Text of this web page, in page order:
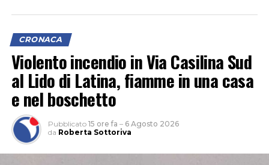
L’attività, che si è svolta grazie anche al supporto del 1°
Reggimento Carabinieri Paracadutisti “Tuscania” e del
CRONACA
Violento incendio in Via Casilina Sud
al Lido di Latina, fiamme in una casa
e nel boschetto
Pubblicato 15 ore fa – 6 Agosto 2026
da Roberta Sottoriva